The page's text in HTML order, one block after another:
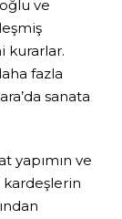
ve
kurarlar.
fazla
sanata
yapımın ve